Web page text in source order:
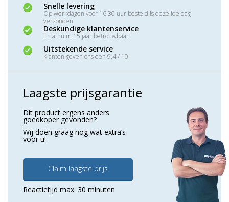
Snelle levering
Op werkdagen voor 16:30 uur besteld is dezelfde dag
verzonden
Deskundige klantenservice
En al ruim 15 jaar betrouwbaar
Uitstekende service
Klanten geven ons een 9,4 / 10
Laagste prijsgarantie
Dit product ergens anders
goedkoper gevonden?
Wij doen graag nog wat extra’s
voor u!
Claim laagste prijs
Reactietijd max. 30 minuten